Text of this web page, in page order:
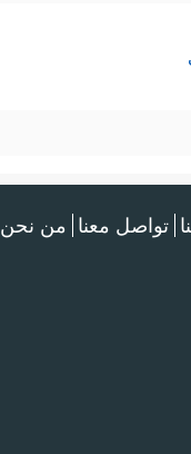
تواصل معنا من نحن